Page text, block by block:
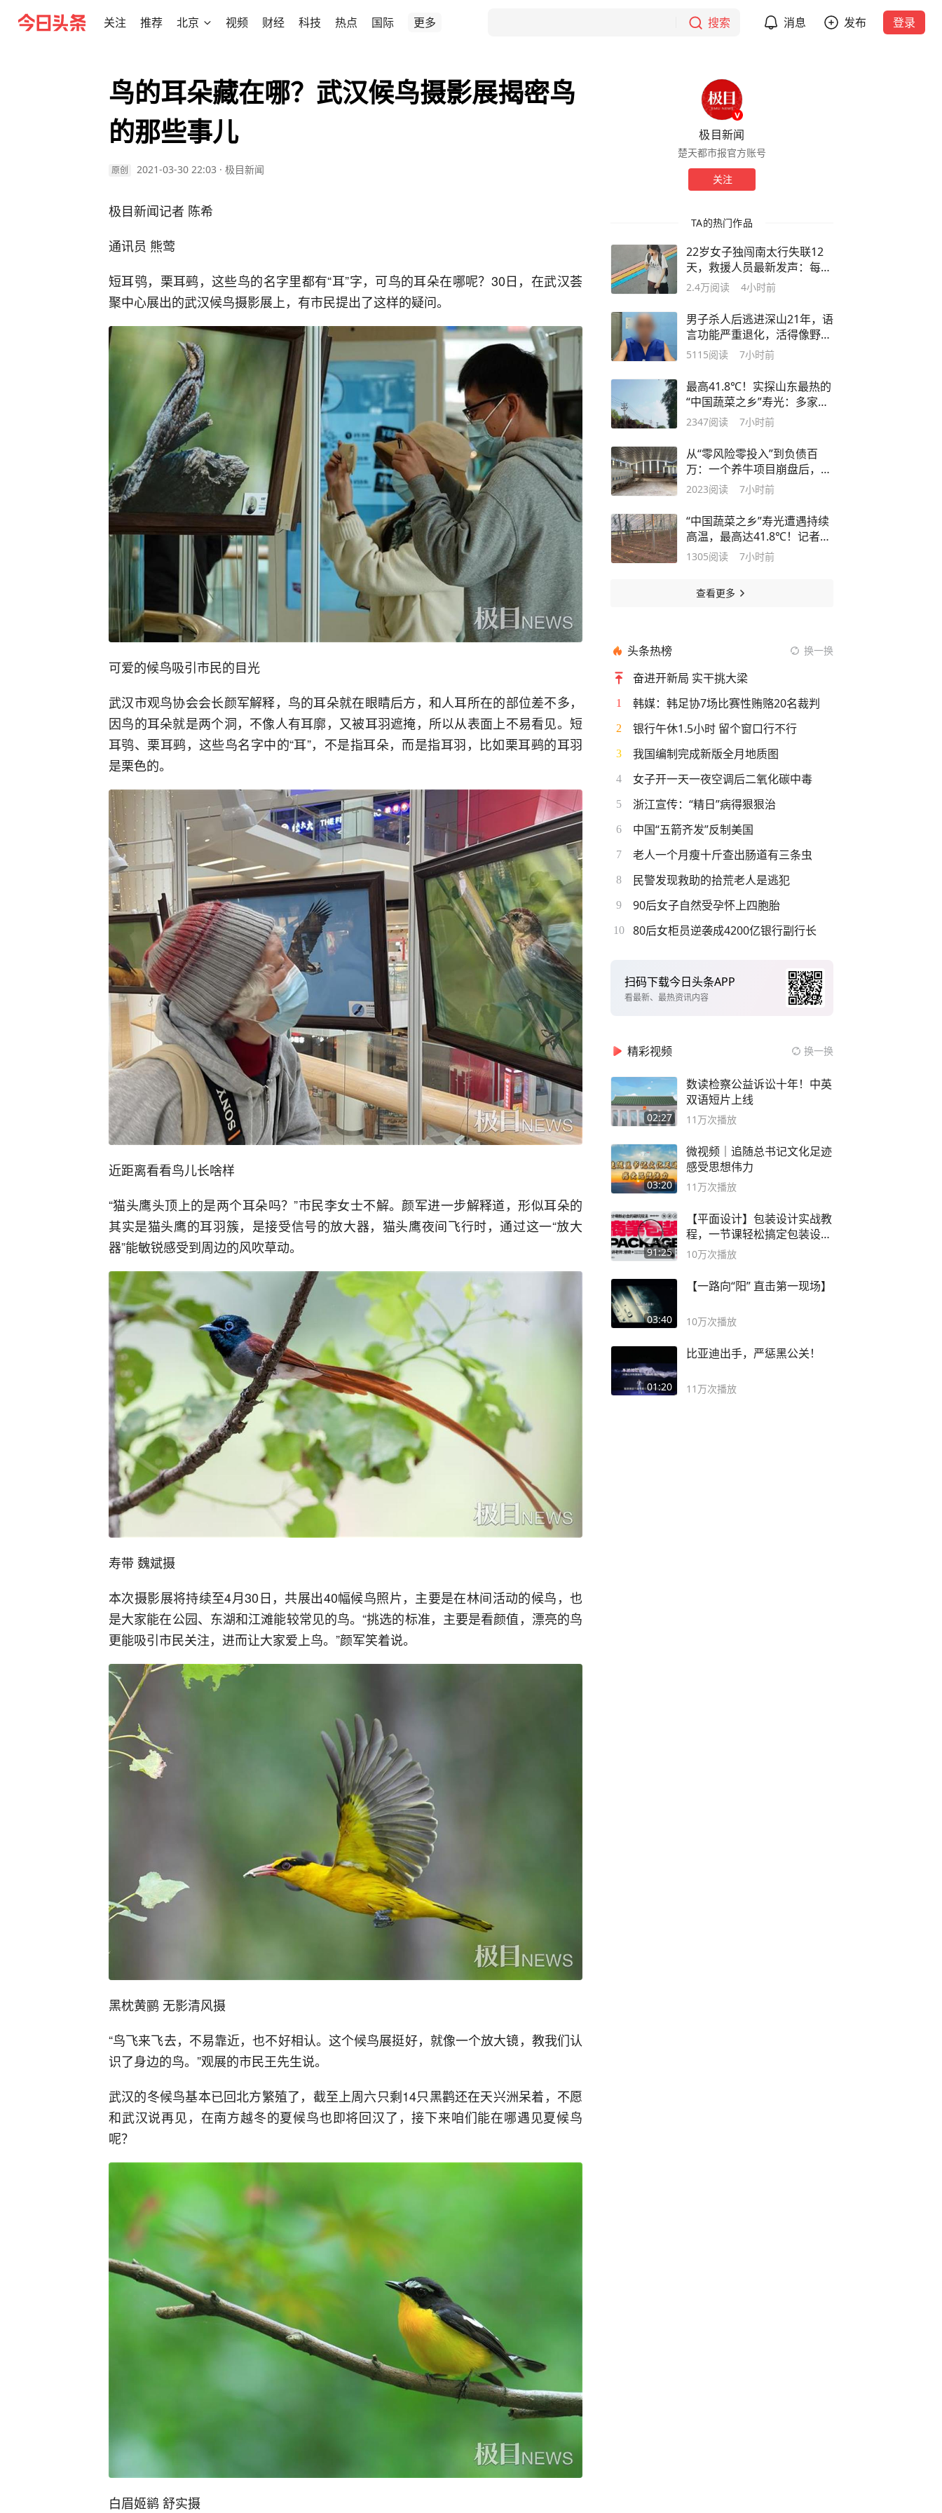
关注 推荐 北京 视频 财经 科技 热点 国际 更多 搜索 消息 发布 登录
鸟的耳朵藏在哪？武汉候鸟摄影展揭密鸟
的那些事儿
原创 2021-03-30 22:03 · 极目新闻
极目新闻记者 陈希
通讯员 熊莺
短耳鸮，栗耳鹀，这些鸟的名字里都有“耳”字，可鸟的耳朵在哪呢？30日，在武汉荟
聚中心展出的武汉候鸟摄影展上，有市民提出了这样的疑问。
可爱的候鸟吸引市民的目光
武汉市观鸟协会会长颜军解释，鸟的耳朵就在眼睛后方，和人耳所在的部位差不多，
因鸟的耳朵就是两个洞，不像人有耳廓，又被耳羽遮掩，所以从表面上不易看见。短
耳鸮、栗耳鹀，这些鸟名字中的“耳”，不是指耳朵，而是指耳羽，比如栗耳鹀的耳羽
是栗色的。
近距离看看鸟儿长啥样
“猫头鹰头顶上的是两个耳朵吗？”市民李女士不解。颜军进一步解释道，形似耳朵的
其实是猫头鹰的耳羽簇，是接受信号的放大器，猫头鹰夜间飞行时，通过这一“放大
器”能敏锐感受到周边的风吹草动。
寿带 魏斌摄
本次摄影展将持续至4月30日，共展出40幅候鸟照片，主要是在林间活动的候鸟，也
是大家能在公园、东湖和江滩能较常见的鸟。“挑选的标准，主要是看颜值，漂亮的鸟
更能吸引市民关注，进而让大家爱上鸟。”颜军笑着说。
黑枕黄鹂 无影清风摄
“鸟飞来飞去，不易靠近，也不好相认。这个候鸟展挺好，就像一个放大镜，教我们认
识了身边的鸟。”观展的市民王先生说。
武汉的冬候鸟基本已回北方繁殖了，截至上周六只剩14只黑鹳还在天兴洲呆着，不愿
和武汉说再见，在南方越冬的夏候鸟也即将回汉了，接下来咱们能在哪遇见夏候鸟
呢？
白眉姬鹟 舒实摄
极目新闻
楚天都市报官方账号
关注
TA的热门作品
22岁女子独闯南太行失联12
天，救援人员最新发声：每天
数十人上山搜寻，仍无法确认
深野草蜱虫扎堆，加大救援难
度
2.4万阅读 4小时前
男子杀人后逃进深山21年，语
言功能严重退化，活得像野
人！警方因一句话破案
5115阅读 7小时前
最高41.8℃！实探山东最热的
“中国蔬菜之乡”寿光：多家蔬
菜市场大门紧闭，有商家称高
浑身湿透
2347阅读 7小时前
从“零风险零投入”到负债百
万：一个养牛项目崩盘后，谁
该为农户的贷款买单丨红星调
2023阅读 7小时前
“中国蔬菜之乡”寿光遭遇持续
高温，最高达41.8℃！记者实
探蔬菜大棚感觉像进“蒸笼”，
1305阅读 7小时前
查看更多
头条热榜 换一换
奋进开新局 实干挑大梁
1 韩媒：韩足协7场比赛性贿赂20名裁判
2 银行午休1.5小时 留个窗口行不行
3 我国编制完成新版全月地质图
4 女子开一天一夜空调后二氧化碳中毒
5 浙江宣传：“精日”病得狠狠治
6 中国“五箭齐发”反制美国
7 老人一个月瘦十斤查出肠道有三条虫
8 民警发现救助的拾荒老人是逃犯
9 90后女子自然受孕怀上四胞胎
10 80后女柜员逆袭成4200亿银行副行长
扫码下载今日头条APP
看最新、最热资讯内容
精彩视频 换一换
02:27
数读检察公益诉讼十年！中英
双语短片上线
11万次播放
03:20
微视频｜追随总书记文化足迹
感受思想伟力
11万次播放
91:25
【平面设计】包装设计实战教
程，一节课轻松搞定包装设计
流程！
10万次播放
03:40
【一路向“阳” 直击第一现场】
10万次播放
01:20
比亚迪出手，严惩黑公关！
11万次播放